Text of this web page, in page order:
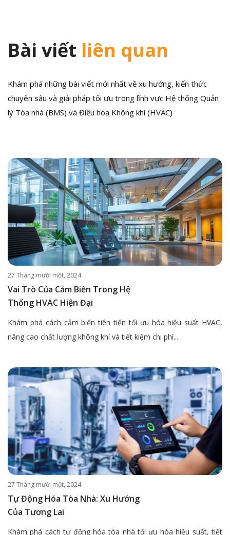
Bài viết liên quan
Khám phá những bài viết mới nhất về xu hướng, kiến thức
chuyên sâu và giải pháp tối ưu trong lĩnh vực Hệ thống Quản
lý Tòa nhà (BMS) và Điều hòa Không khí (HVAC)
27 Tháng mười một, 2024
Vai Trò Của Cảm Biến Trong Hệ
Thống HVAC Hiện Đại
Khám phá cách cảm biến tiên tiến tối ưu hóa hiệu suất HVAC,
nâng cao chất lượng không khí và tiết kiệm chi phí...
27 Tháng mười một, 2024
Tự Động Hóa Tòa Nhà: Xu Hướng
Của Tương Lai
Khám phá cách tự động hóa tòa nhà tối ưu hóa hiệu suất, tiết